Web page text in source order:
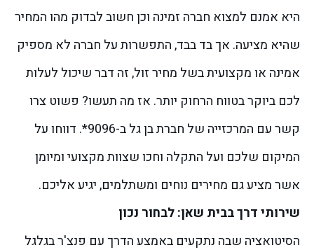
היא אמנם למצוא חברה זמינה וכן חשוב לבדוק מהו המחיר
שהיא מציעה. אך בד בבד, התפשרות על חברה לא מספיק
אמינה או מקצועית בשל מחיר זול, זה דבר שיכול לעלות
לכם ביוקר בטווח הרחוק יותר. אז מה תעשו? פשוט צרו
קשר עם המרכזייה של חברת בן גל ב-9096*. דווחו על
המיקום שלכם ועל התקלה וחכו שצוות מקצועי ומיומן
אשר מציע גם מחירים נוחים ומשתלמים, יגיע אליכם.
שירותי דרך בבית שאן: לבחור נכון
הסיטואציה שבה נתקעים באמצע הדרך עם פנצ'ר בגלגל